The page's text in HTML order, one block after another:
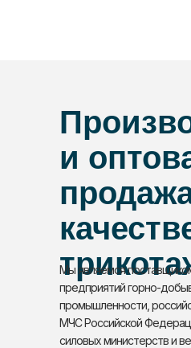
и
Мы являемся
предприятий горно-
промышленности,
МЧС Российской
силовых министерств и